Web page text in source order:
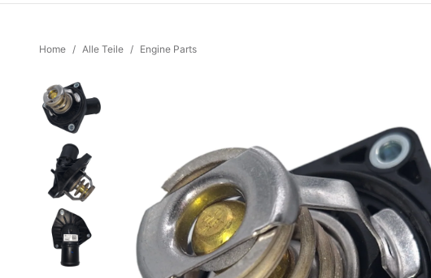
Home / Alle Teile / Engine Parts